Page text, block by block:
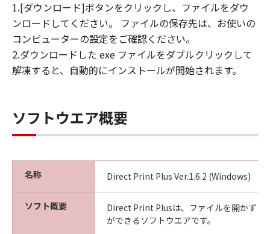
的財産権のいかなる権利もお客様に付与す
るものではありません。
所有権
「本ソフトウエア」及びその複製物に係る
ます。
保証
憶媒体に格納されて提供されている場合、
ア」を購入した日から90日の間、「許諾ソ
フトウエア」が格納されている記憶媒体
1.[ダウンロード]ボタンをクリックし、ファイルをダウ
ンロードしてください。 ファイルの保存先は、お使いの
コンピューターの設定をご確認ください。
2.ダウンロードした exe ファイルをダブルクリックして
解凍すると、自動的にインストールが開始されます。
ソフトウエア概要
名称 Direct Print Plus Ver.1.6.2 (Windows)
ソフト概要
Direct Print Plusは、ファイルを開かずに
ができるソフトウエアです。